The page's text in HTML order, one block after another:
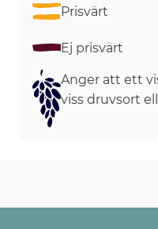
Prisvärt
Ej prisvärt
Anger att ett
viss druvsort